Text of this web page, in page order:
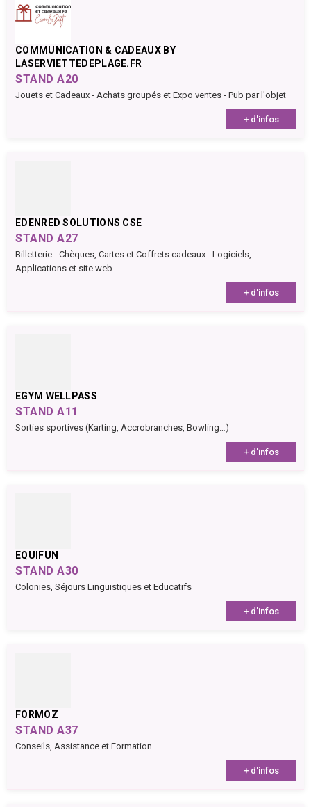
COMMUNICATION & CADEAUX BY
LASERVIETTEDEPLAGE.FR
STAND A20
Jouets et Cadeaux - Achats groupés et Expo ventes - Pub par l'objet
+ d'infos
EDENRED SOLUTIONS CSE
STAND A27
Billetterie - Chèques, Cartes et Coffrets cadeaux - Logiciels,
Applications et site web
+ d'infos
EGYM WELLPASS
STAND A11
Sorties sportives (Karting, Accrobranches, Bowling…)
+ d'infos
EQUIFUN
STAND A30
Colonies, Séjours Linguistiques et Educatifs
+ d'infos
FORMOZ
STAND A37
Conseils, Assistance et Formation
+ d'infos